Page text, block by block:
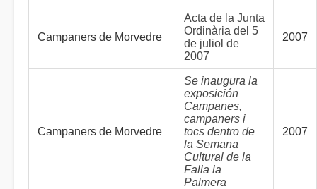
Campaners de Morvedre
Acta de la Junta
Ordinària del 5
de juliol de
2007
2007
Campaners de Morvedre
Se inaugura la
exposición
Campanes,
campaners i
tocs dentro de
la Semana
Cultural de la
Falla la
Palmera
2007